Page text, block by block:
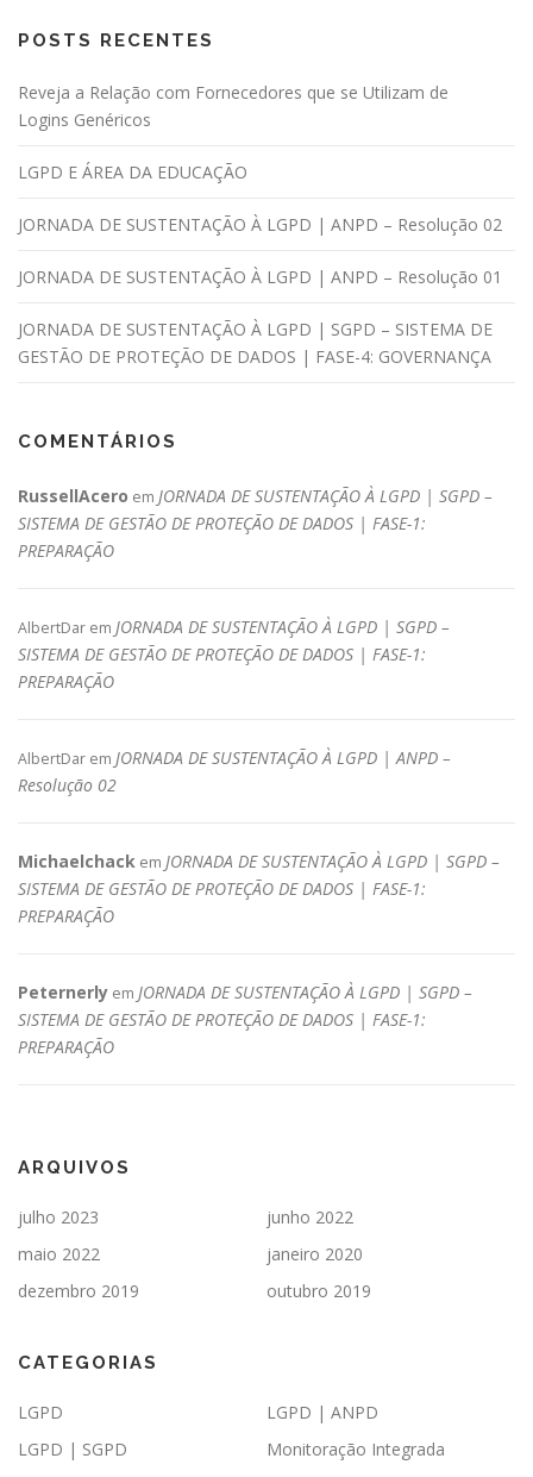
POSTS RECENTES
Reveja a Relação com Fornecedores que se Utilizam de
Logins Genéricos
LGPD E ÁREA DA EDUCAÇÃO
JORNADA DE SUSTENTAÇÃO À LGPD | ANPD – Resolução 02
JORNADA DE SUSTENTAÇÃO À LGPD | ANPD – Resolução 01
JORNADA DE SUSTENTAÇÃO À LGPD | SGPD – SISTEMA DE
GESTÃO DE PROTEÇÃO DE DADOS | FASE-4: GOVERNANÇA
COMENTÁRIOS
RussellAcero em JORNADA DE SUSTENTAÇÃO À LGPD | SGPD –
SISTEMA DE GESTÃO DE PROTEÇÃO DE DADOS | FASE-1:
PREPARAÇÃO
AlbertDar em JORNADA DE SUSTENTAÇÃO À LGPD | SGPD –
SISTEMA DE GESTÃO DE PROTEÇÃO DE DADOS | FASE-1:
PREPARAÇÃO
AlbertDar em JORNADA DE SUSTENTAÇÃO À LGPD | ANPD –
Resolução 02
Michaelchack em JORNADA DE SUSTENTAÇÃO À LGPD | SGPD –
SISTEMA DE GESTÃO DE PROTEÇÃO DE DADOS | FASE-1:
PREPARAÇÃO
Peternerly em JORNADA DE SUSTENTAÇÃO À LGPD | SGPD –
SISTEMA DE GESTÃO DE PROTEÇÃO DE DADOS | FASE-1:
PREPARAÇÃO
ARQUIVOS
julho 2023
junho 2022
maio 2022
janeiro 2020
dezembro 2019
outubro 2019
CATEGORIAS
LGPD
LGPD | ANPD
LGPD | SGPD
Monitoração Integrada